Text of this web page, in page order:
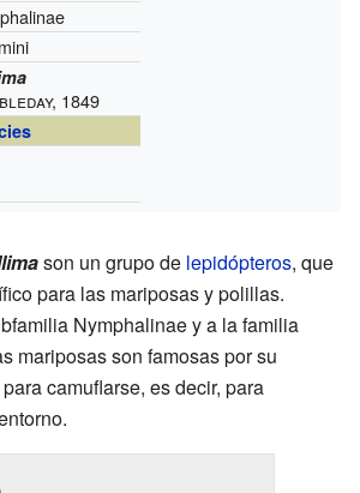
1849
son un grupo de lepidópteros, que
para las mariposas y polillas.
Nymphalinae y a la familia
mariposas son famosas por su
camuflarse, es decir, para